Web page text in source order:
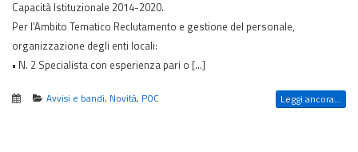
Capacità Istituzionale 2014-2020.
Per l’Ambito Tematico Reclutamento e gestione del personale,
organizzazione degli enti locali:
• N. 2 Specialista con esperienza pari o […]
Avvisi e bandi, Novità, POC Leggi ancora...